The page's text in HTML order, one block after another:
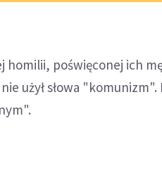
homilii, poświęconej ich
użył słowa "komunizm".